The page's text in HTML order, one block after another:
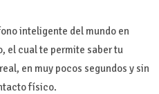
inteligente del mundo en
el cual te permite saber tu
en muy pocos segundos y sin
físico.